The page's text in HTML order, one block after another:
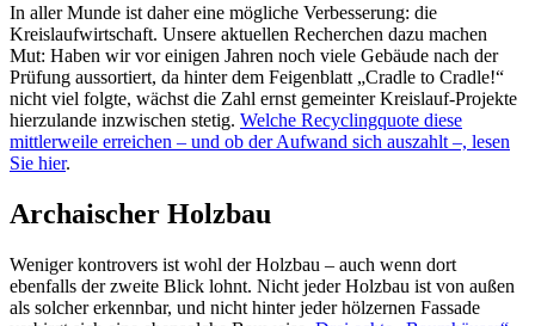
In aller Munde ist daher eine mögliche Verbesserung: die
Kreislaufwirtschaft. Unsere aktuellen Recherchen dazu machen
Mut: Haben wir vor einigen Jahren noch viele Gebäude nach der
Prüfung aussortiert, da hinter dem Feigenblatt „Cradle to Cradle!“
nicht viel folgte, wächst die Zahl ernst gemeinter Kreislauf-Projekte
hierzulande inzwischen stetig. Welche Recycling­quote diese
mittlerweile erreichen – und ob der Aufwand sich auszahlt –, lesen
Sie hier.
Archaischer Holzbau
Weniger kontrovers ist wohl der Holzbau – auch wenn dort
ebenfalls der zweite Blick lohnt. Nicht jeder Holz­bau ist von außen
als solcher erkennbar, und nicht hinter jeder hölzernen Fassade